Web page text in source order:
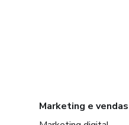
Marketing e vendas